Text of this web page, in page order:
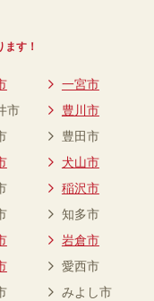
す！
一宮市
市
豊川市
豊田市
犬山市
稲沢市
知多市
岩倉市
愛西市
みよし市